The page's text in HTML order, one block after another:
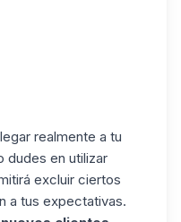
realmente a tu
dudes en utilizar
excluir ciertos
a tus expectativas.